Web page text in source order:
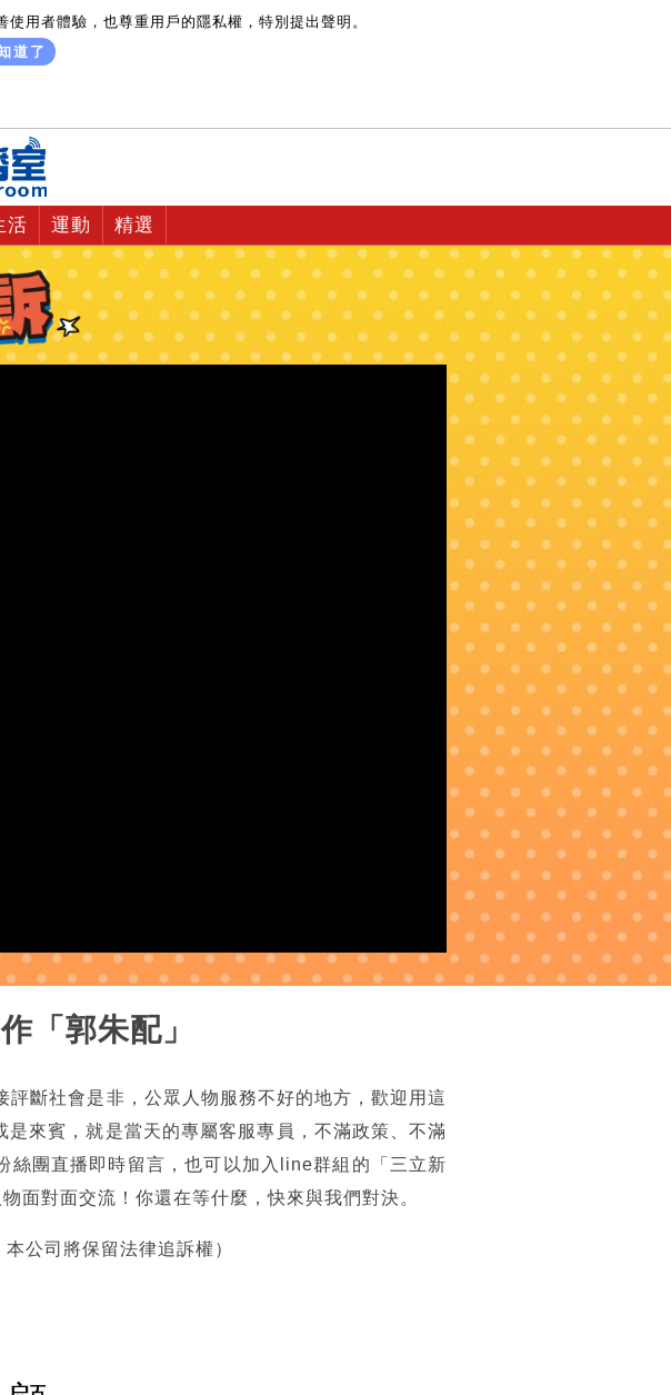
用者體驗，也尊重用戶的隱私權，特別提出聲明。
道了
活 運動 精選
「郭朱配」
斷社會是非，公眾人物服務不好的地方，歡迎用這
來賓，就是當天的專屬客服專員，不滿政策、不滿
絲團直播即時留言，也可以加入line群組的「三立新
面對面交流！你還在等什麼，快來與我們對決。
公司將保留法律追訴權）